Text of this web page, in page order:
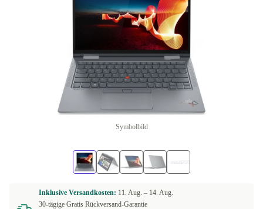
Symbolbild
Inklusive Versandkosten: 11. Aug. – 14. Aug.
30-tägige Gratis Rückversand-Garantie